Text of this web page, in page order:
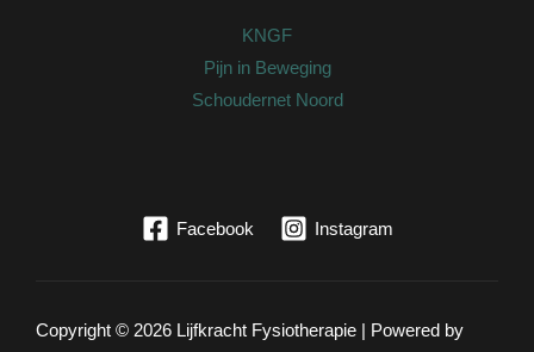
KNGF
Pijn in Beweging
Schoudernet Noord
Facebook Instagram
Copyright © 2026 Lijfkracht Fysiotherapie | Powered by